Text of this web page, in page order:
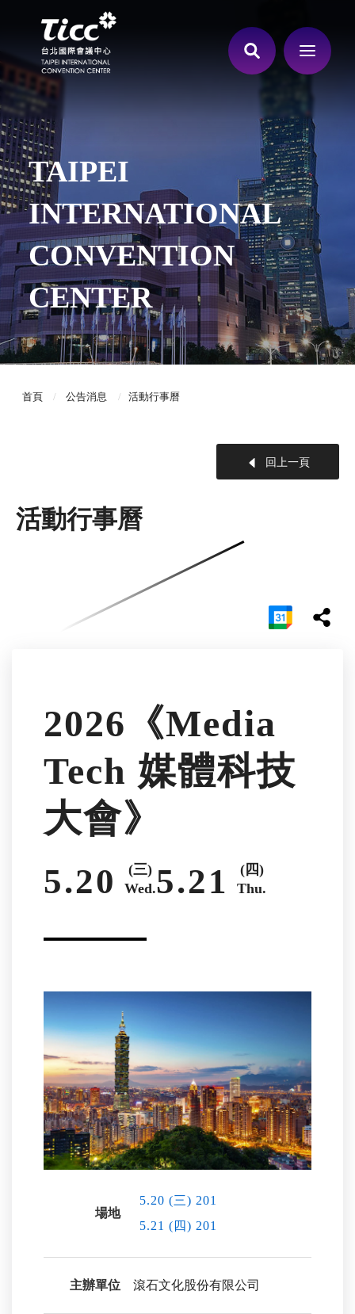
TAIPEI
INTERNATIONAL
CONVENTION
CENTER
首頁 公告消息 活動行事曆
回上一頁
活動行事曆
2026《Media
Tech 媒體科技
大會》
5.20
(三)
Wed.5.21
(四)
Thu.
場地
5.20 (三) 201
5.21 (四) 201
主辦單位 滾石文化股份有限公司